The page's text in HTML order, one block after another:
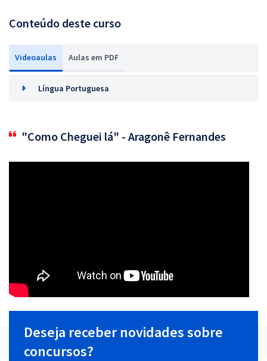
Conteúdo deste curso
Videoaulas Aulas em PDF
Língua Portuguesa
"Como Cheguei lá" - Aragonê Fernandes
Deseja receber novidades sobre
concursos?